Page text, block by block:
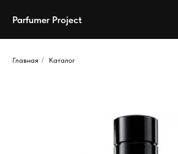
Parfumer Project
Главная / Каталог